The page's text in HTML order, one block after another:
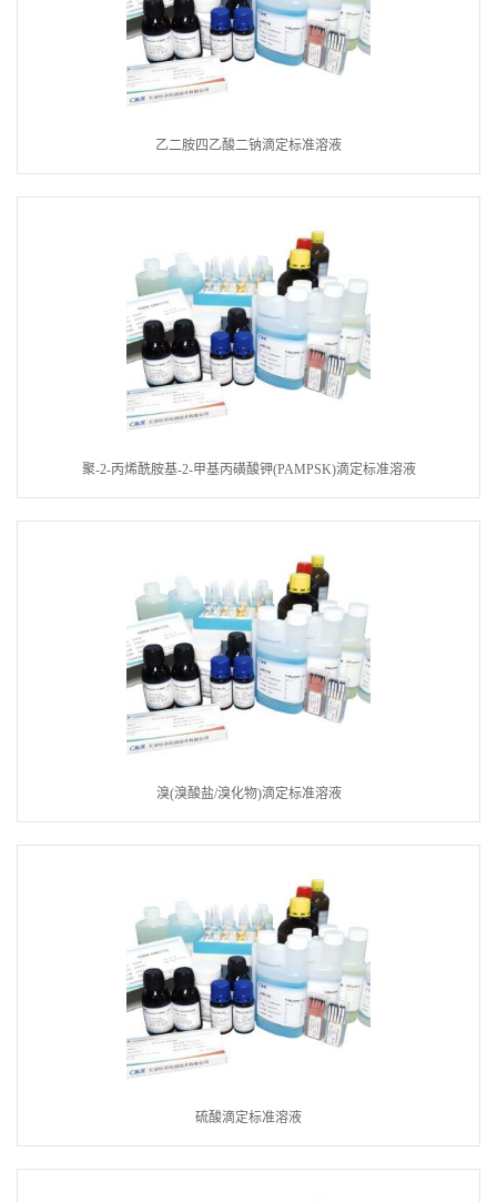
乙二胺四乙酸二钠滴定标准溶液
聚-2-丙烯酰胺基-2-甲基丙磺酸钾(PAMPSK)滴定标准溶液
溴(溴酸盐/溴化物)滴定标准溶液
硫酸滴定标准溶液